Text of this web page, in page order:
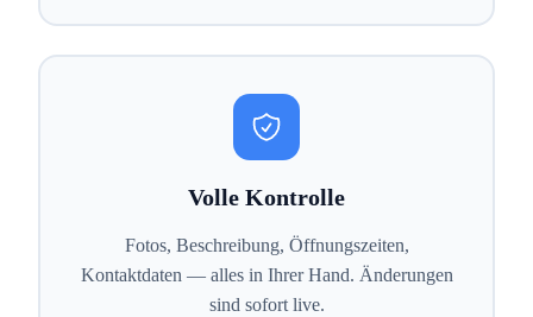
Volle Kontrolle
Fotos, Beschreibung, Öffnungszeiten,
Kontaktdaten — alles in Ihrer Hand. Änderungen
sind sofort live.